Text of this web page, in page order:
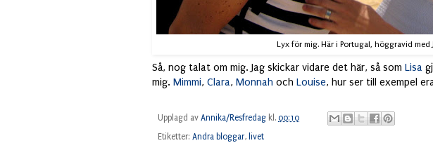
Lyx för mig. Här i Portugal, höggravid med
Så, nog talat om mig. Jag skickar vidare det här, så som Lisa
mig. Mimmi, Clara, Monnah och Louise, hur ser till exempel
Upplagd av Annika/Resfredag kl. 00:10
Etiketter: Andra bloggar, livet